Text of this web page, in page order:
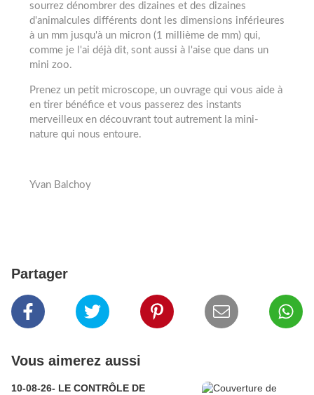
sourrez dénombrer des dizaines et des dizaines
d'animalcules différents dont les dimensions inférieures
à un mm jusqu'à un micron (1 millième de mm) qui,
comme je l'ai déjà dit, sont aussi à l'aise que dans un
mini zoo.
Prenez un petit microscope, un ouvrage qui vous aide à
en tirer bénéfice et vous passerez des instants
merveilleux en découvrant tout autrement la mini-
nature qui nous entoure.
Yvan Balchoy
Partager
Vous aimerez aussi
10-08-26- LE CONTRÔLE DE